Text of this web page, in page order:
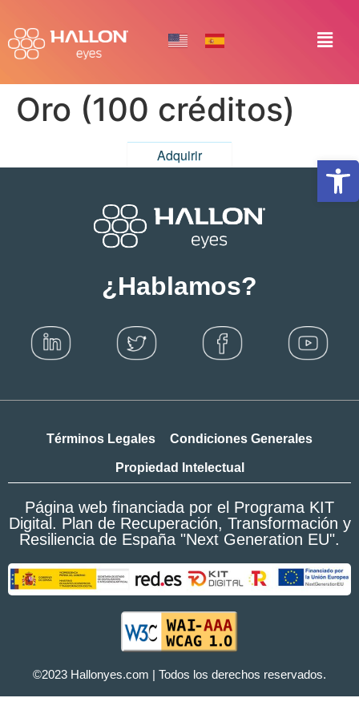
Abrir
Oro (100 créditos)
Adquirir
¿Hablamos?
Términos Legales Condiciones Generales
Propiedad Intelectual
Página web financiada por el Programa KIT
Digital. Plan de Recuperación, Transformación y
Resiliencia de España "Next Generation EU".
©2023 Hallonyes.com | Todos los derechos reservados.